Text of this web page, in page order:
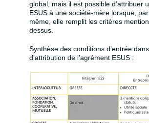
global, mais il est possible d’attribuer
ESUS à une société-mère lorsque,
même, elle remplit les critères
dessus.
Synthèse des conditions d’entrée dans
d’attribution de l’agrément ESUS :